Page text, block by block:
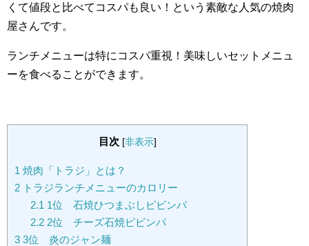
くて値段と比べてコスパも良い！という素敵な人気の焼肉
屋さんです。
ランチメニューは特にコスパ重視！美味しいセットメニュ
ーを食べることができます。
目次 [非表示]
1 焼肉「トラジ」とは？
2 トラジランチメニューのカロリー
2.1 1位 石焼ひつまぶしピビンパ
2.22位 チーズ石焼ピビンパ
3 3位 炎のジャン麺